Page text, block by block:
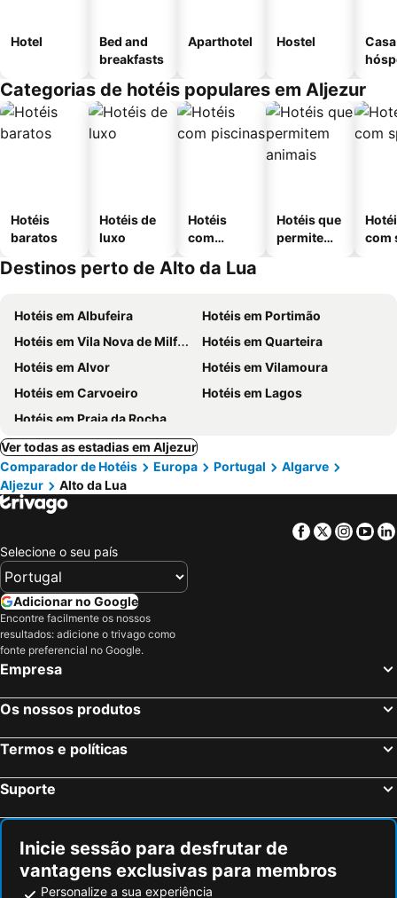
Hotel
Bed and
breakfasts
Aparthotel Hostel
Categorias de hotéis populares em Aljezur
Hotéis
baratos
Hotéis de
luxo
Hotéis
com
Hotéis que
permitem
com
Destinos perto de Alto da Lua
Hotéis em Albufeira
Hotéis em Portimão
Hotéis em Vila Nova de Milfontes
Hotéis em Quarteira
Hotéis em Alvor
Hotéis em Vilamoura
Hotéis em Carvoeiro
Hotéis em Lagos
Hotéis em Praia da Rocha
Ver todas as estadias em Aljezur
Comparador de Hotéis
Europa Portugal
Algarve
Aljezur
Alto da Lua
Facebook
Twitter
Selecione o seu país
Adicionar no Google
Encontre facilmente os nossos
resultados: adicione o trivago como
fonte preferencial no Google.
Empresa
Os nossos produtos
Termos e políticas
Suporte
Inicie sessão para desfrutar de
vantagens exclusivas para membros
Personalize a sua experiência